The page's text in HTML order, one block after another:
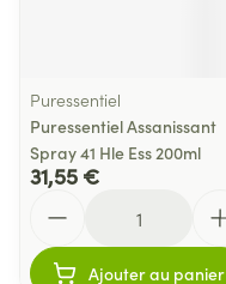
Puressentiel
Puressentiel Assanissant
Spray 41 Hle Ess 200ml
31,55 €
Ajouter au panier